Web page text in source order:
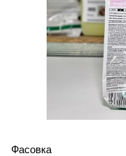
Фасовка